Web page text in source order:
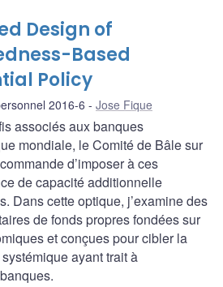
Design of
Based
Policy
2016-6 Jose Fique
associés aux banques
mondiale, le Comité de Bâle sur
d’imposer à ces
de capacité additionnelle
Dans cette optique, j’examine des
de fonds propres fondées sur
et conçues pour cibler la
ayant trait à